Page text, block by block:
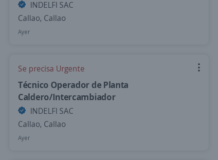
INDELFI SAC
Callao, Callao
Ayer
Se precisa Urgente
Técnico Operador de Planta
Caldero/Intercambiador
INDELFI SAC
Callao, Callao
Ayer